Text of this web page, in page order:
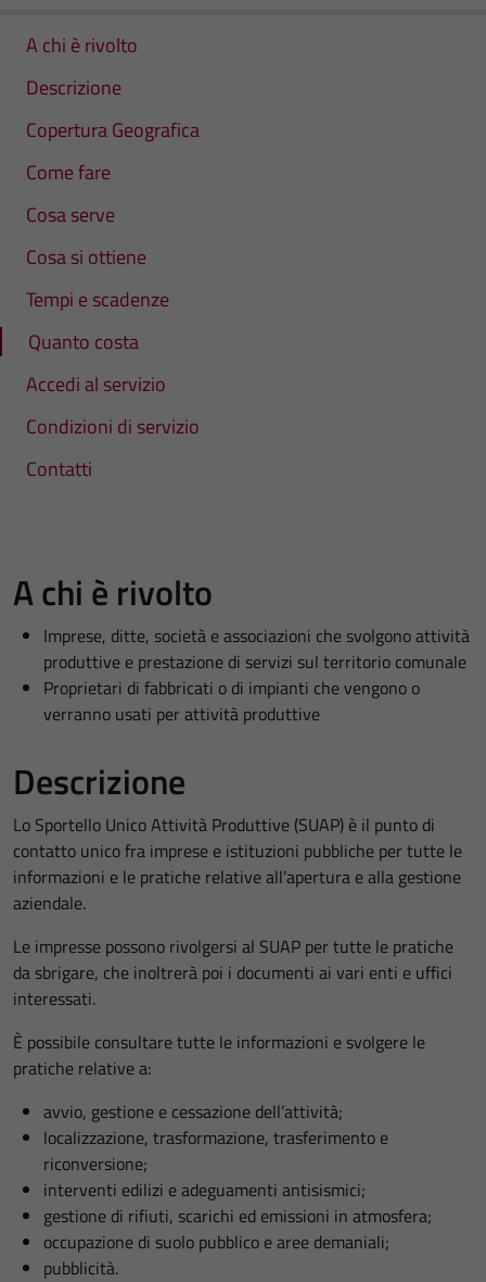
A chi è rivolto
Descrizione
Copertura Geografica
Come fare
Cosa serve
Cosa si ottiene
Tempi e scadenze
Quanto costa
Accedi al servizio
Condizioni di servizio
Contatti
A chi è rivolto
Imprese, ditte, società e associazioni che svolgono attività
produttive e prestazione di servizi sul territorio comunale
Proprietari di fabbricati o di impianti che vengono o
verranno usati per attività produttive
Descrizione
Lo Sportello Unico Attività Produttive (SUAP) è il punto di
contatto unico fra imprese e istituzioni pubbliche per tutte le
informazioni e le pratiche relative all’apertura e alla gestione
aziendale.
Le impresse possono rivolgersi al SUAP per tutte le pratiche
da sbrigare, che inoltrerà poi i documenti ai vari enti e uffici
interessati.
È possibile consultare tutte le informazioni e svolgere le
pratiche relative a:
avvio, gestione e cessazione dell’attività;
localizzazione, trasformazione, trasferimento e
riconversione;
interventi edilizi e adeguamenti antisismici;
gestione di rifiuti, scarichi ed emissioni in atmosfera;
occupazione di suolo pubblico e aree demaniali;
pubblicità.